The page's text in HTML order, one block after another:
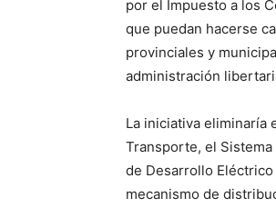
por el Impuesto a los
que puedan hacerse
provinciales y
administración
La iniciativa eliminaría
Transporte, el
de Desarrollo
mecanismo de